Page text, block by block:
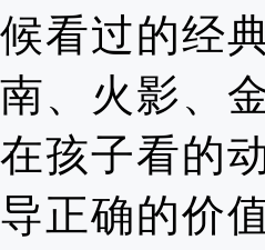
候看过的经
南、火影、
在孩子看的
导正确的价